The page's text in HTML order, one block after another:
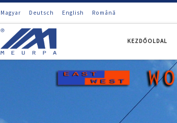
Magyar Deutsch English Română
KEZDŐOLDAL